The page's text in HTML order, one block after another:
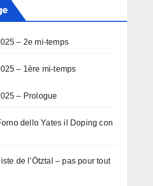
– 2e mi-temps
– 1ère mi-temps
– Prologue
dello Yates il Doping con
de l’Ötztal – pas pour tout